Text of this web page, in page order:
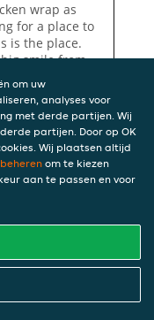
wrap as
for a place to
is the place.
smile from
om uw
analyses voor
met derde partijen. Wij
partijen. Door op OK
Wij plaatsen altijd
om te kiezen
aan te passen en voor